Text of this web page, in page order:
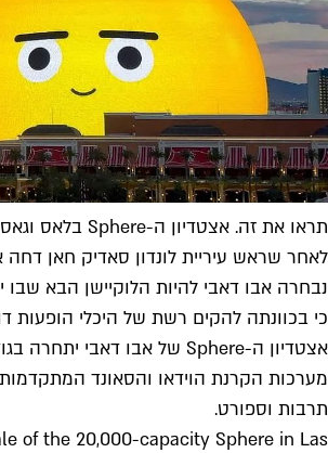
תראו את זה. אצטדיון ה-Sphere בלאס וגאס (צילום: מדליין דיטון/שאטרסטוק/טיים אאוט לונדון)
לאחר שראש עיריית לונדון סאדיק חאן
כי בכוונתה להקים רשת של היכלי הופעות
תרבות וספורט.
of the 20,000-capacity Sphere in Las